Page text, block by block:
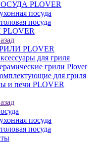
PLOVER
посуда
посуда
PLOVER
для гриля
грили Plover
для гриля
и печи PLOVER
посуда
посуда